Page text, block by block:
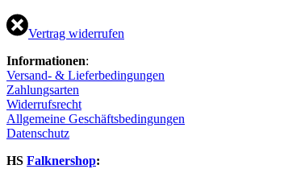
Vertrag widerrufen
Informationen:
Versand- & Lieferbedingungen
Zahlungsarten
Widerrufsrecht
Allgemeine Geschäftsbedingungen
Datenschutz
HS Falknershop: